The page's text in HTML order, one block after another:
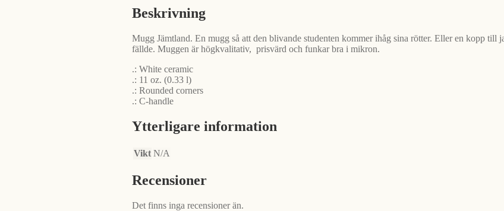
Beskrivning
Mugg Jämtland. En mugg så att den blivande studenten kommer ihåg sina rötter. Eller en kopp till
fällde. Muggen är högkvalitativ, prisvärd och funkar bra i mikron.
.: White ceramic
.: 11 oz. (0.33 l)
.: Rounded corners
.: C-handle
Ytterligare information
Vikt N/A
Recensioner
Det finns inga recensioner än.